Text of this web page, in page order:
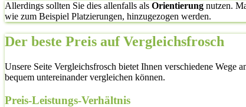
Allerdings sollten Sie dies allenfalls als Orientierung nutzen.
wie zum Beispiel Platzierungen, hinzugezogen werden.
Der beste Preis auf Vergleichsfrosch
Unsere Seite Vergleichsfrosch bietet Ihnen verschiedene Wege
bequem untereinander vergleichen können.
Preis-Leistungs-Verhältnis